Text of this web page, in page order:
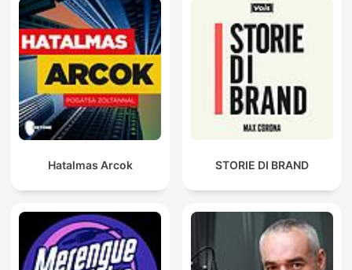
Hatalmas Arcok STORIE DI BRAND